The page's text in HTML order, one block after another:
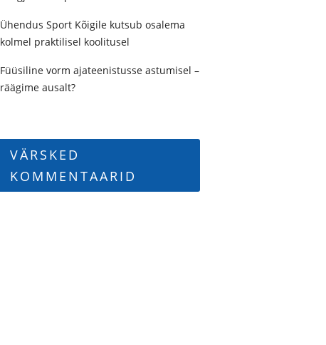
Ühendus Sport Kõigile kutsub osalema
kolmel praktilisel koolitusel
Füüsiline vorm ajateenistusse astumisel –
räägime ausalt?
VÄRSKED
KOMMENTAARID